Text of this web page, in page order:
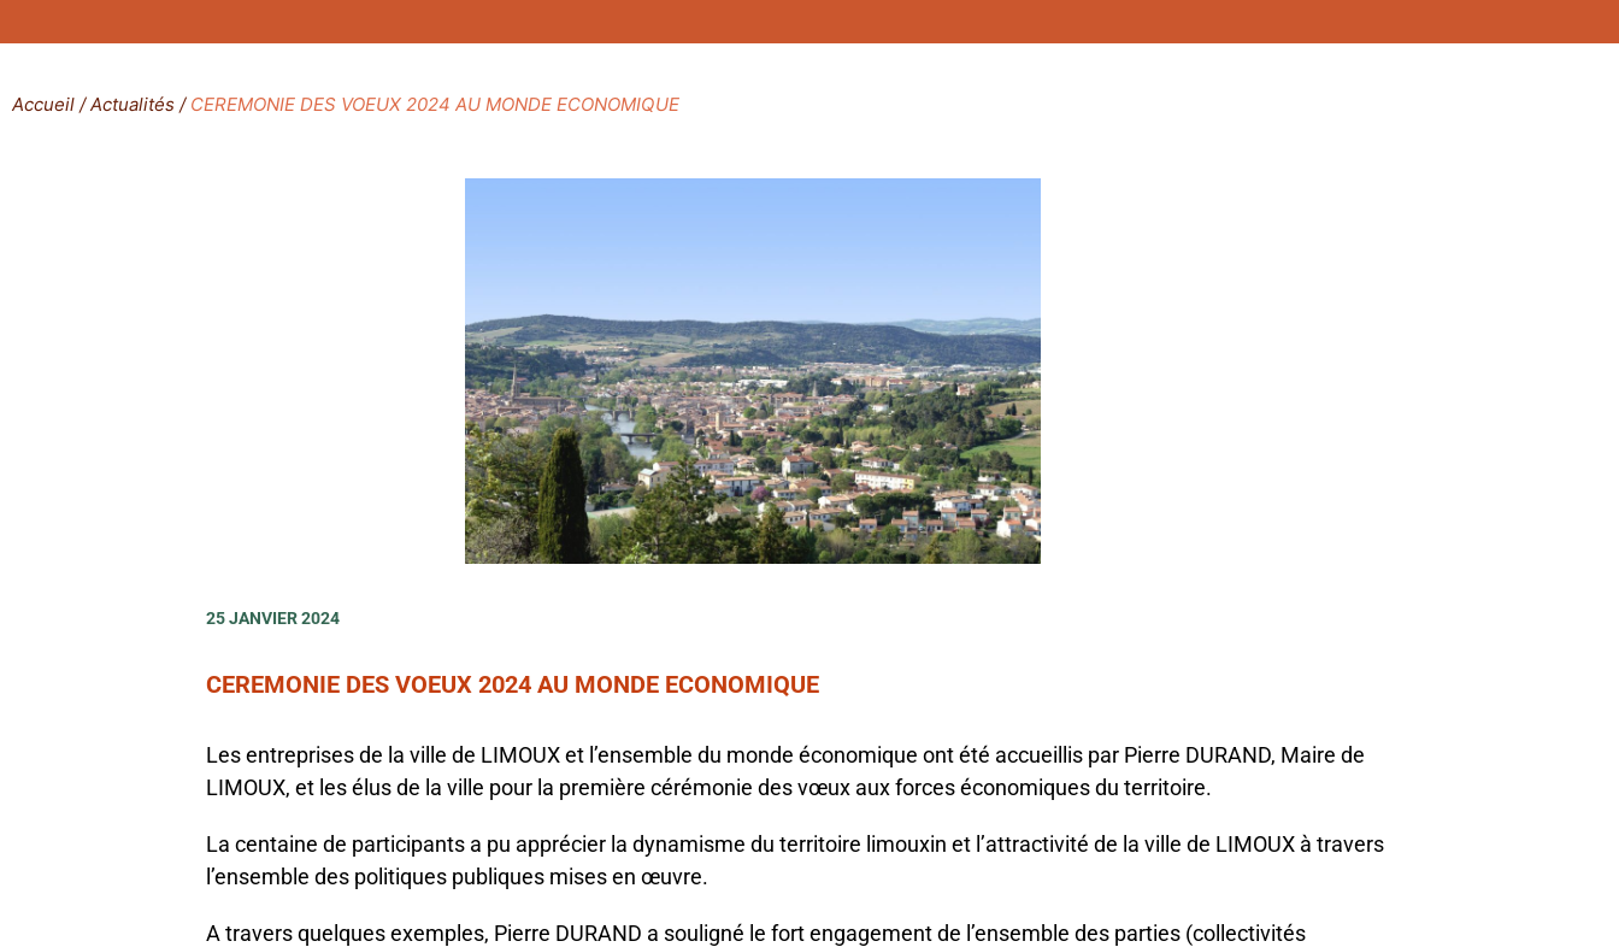
Accueil /Actualités / CEREMONIE DES VOEUX 2024 AU MONDE ECONOMIQUE
25 JANVIER 2024
CEREMONIE DES VOEUX 2024 AU MONDE ECONOMIQUE
Les entreprises de la ville de LIMOUX et l’ensemble du monde économique ont été accueillis par Pierre DURAND, Maire de
LIMOUX, et les élus de la ville pour la première cérémonie des vœux aux forces économiques du territoire.
La centaine de participants a pu apprécier la dynamisme du territoire limouxin et l’attractivité de la ville de LIMOUX à travers
l’ensemble des politiques publiques mises en œuvre.
A travers quelques exemples, Pierre DURAND a souligné le fort engagement de l’ensemble des parties (collectivités